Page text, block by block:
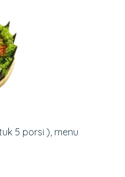
5 porsi ), menu